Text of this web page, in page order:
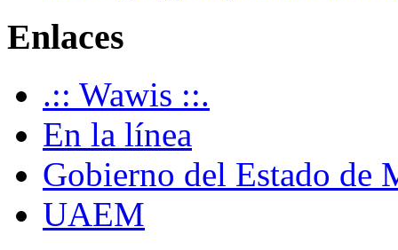
Enlaces
.:: Wawis ::.
En la línea
Gobierno del Estado de
UAEM